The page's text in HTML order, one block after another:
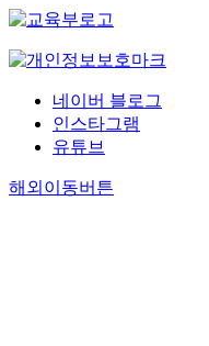
네이버 블로그
인스타그램
유튜브
해외이동버튼